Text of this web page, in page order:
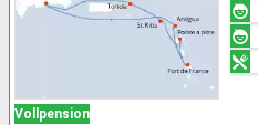
Vollpension